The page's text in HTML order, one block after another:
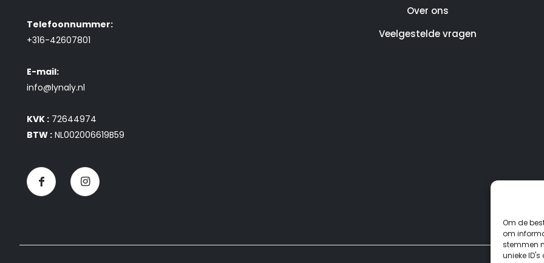
Om de
om
stemmen
unieke
Telefoonnummer:
+316-42607801
E-mail:
info@lynaly.nl
KVK : 72644974
BTW : NL002006619B59
Over ons
Veelgestelde vragen